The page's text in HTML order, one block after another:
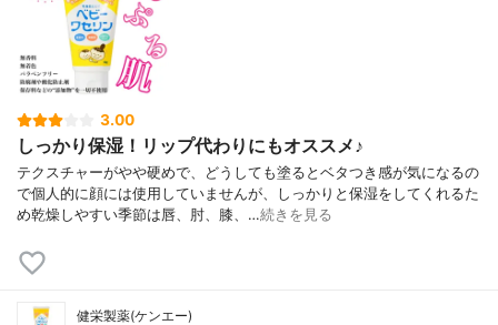
3.00
しっかり保湿！リップ代わりにもオススメ♪
テクスチャーがやや硬めで、どうしても塗るとベタつき感が気になるの
で個人的に顔には使用していませんが、しっかりと保湿をしてくれるた
め乾燥しやすい季節は唇、肘、膝、…続きを見る
健栄製薬(ケンエー)